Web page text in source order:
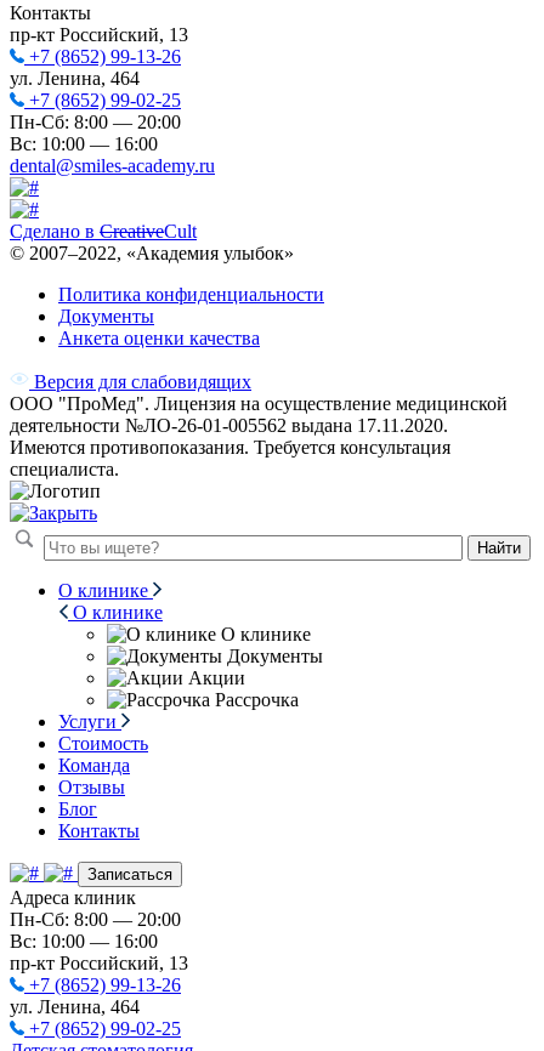
Контакты
пр-кт Российский, 13
+7 (8652) 99-13-26
ул. Ленина, 464
+7 (8652) 99-02-25
Пн-Сб: 8:00 — 20:00
Вс: 10:00 — 16:00
dental@smiles-academy.ru
Сделано в CreativeCult
© 2007–2022, «Академия улыбок»
Политика конфиденциальности
Документы
Анкета оценки качества
Версия для слабовидящих
ООО "ПроМед". Лицензия на осуществление медицинской
деятельности №ЛО-26-01-005562 выдана 17.11.2020.
Имеются противопоказания. Требуется консультация
специалиста.
Найти
О клинике
О клинике
О клинике
Документы
Акции
Рассрочка
Услуги
Стоимость
Команда
Отзывы
Блог
Контакты
Записаться
Адреса клиник
Пн-Сб: 8:00 — 20:00
Вс: 10:00 — 16:00
пр-кт Российский, 13
+7 (8652) 99-13-26
ул. Ленина, 464
+7 (8652) 99-02-25